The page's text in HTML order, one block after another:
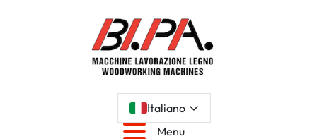
Italiano
Menu